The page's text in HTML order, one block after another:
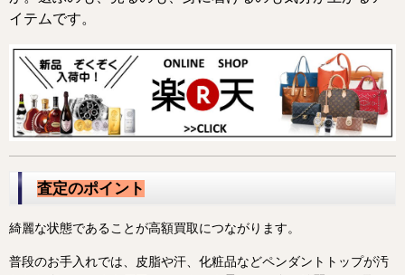
イテムです。
査定のポイント
綺麗な状態であることが高額買取につながります。
普段のお手入れでは、皮脂や汗、化粧品などペンダントトップが汚